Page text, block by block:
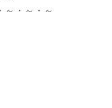
～・～・～